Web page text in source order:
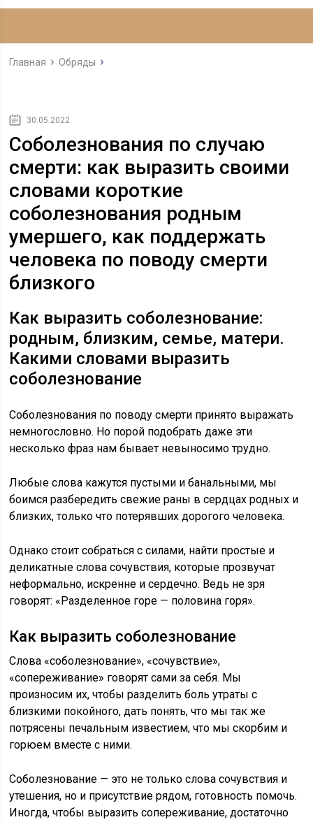
Главная Обряды
30.05.2022
Cоболезнования по случаю
смерти: как выразить своими
словами короткие
соболезнования родным
умершего, как поддержать
человека по поводу смерти
близкого
Как выразить соболезнование:
родным, близким, семье, матери.
Какими словами выразить
соболезнование
Соболезнования по поводу смерти принято выражать
немногословно. Но порой подобрать даже эти
несколько фраз нам бывает невыносимо трудно.
Любые слова кажутся пустыми и банальными, мы
боимся разбередить свежие раны в сердцах родных и
близких, только что потерявших дорогого человека.
Однако стоит собраться с силами, найти простые и
деликатные слова сочувствия, которые прозвучат
неформально, искренне и сердечно. Ведь не зря
говорят: «Разделенное горе — половина горя».
Как выразить соболезнование
Слова «соболезнование», «сочувствие»,
«сопереживание» говорят сами за себя. Мы
произносим их, чтобы разделить боль утраты с
близкими покойного, дать понять, что мы так же
потрясены печальным известием, что мы скорбим и
горюем вместе с ними.
Соболезнование — это не только слова сочувствия и
утешения, но и присутствие рядом, готовность помочь.
Иногда, чтобы выразить сопереживание, достаточно